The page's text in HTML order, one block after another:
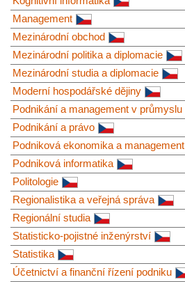
Management
Mezinárodní obchod
Mezinárodní politika a diplomacie
Mezinárodní studia a diplomacie
Moderní hospodářské dějiny
Podnikání a management v průmyslu
Podnikání a právo
Podniková ekonomika a management
Podniková informatika
Politologie
Regionalistika a veřejná správa
Regionální studia
Statisticko-pojistné inženýrství
Statistika
Účetnictví a finanční řízení podniku